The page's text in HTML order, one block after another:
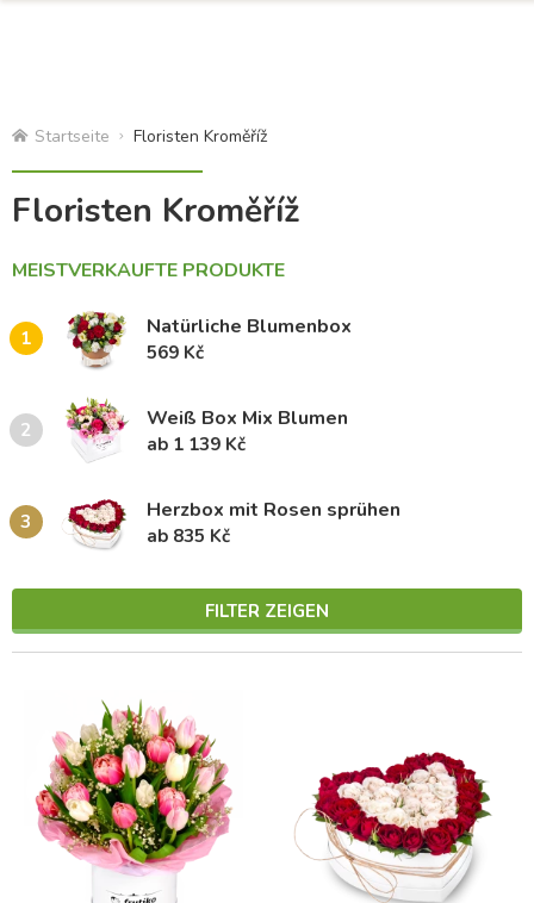
Startseite Floristen Kroměříž
Floristen Kroměříž
MEISTVERKAUFTE PRODUKTE
1 Natürliche Blumenbox
569 Kč
2 Weiß Box Mix Blumen
ab 1 139 Kč
3 Herzbox mit Rosen sprühen
ab 835 Kč
FILTER ZEIGEN